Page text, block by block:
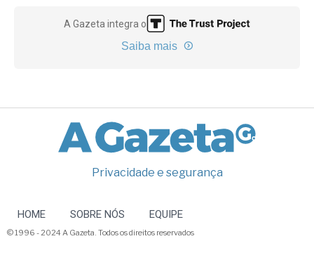
A Gazeta integra o
Saiba mais
Privacidade e segurança
HOME SOBRE NÓS EQUIPE
© 1996 - 2024 A Gazeta. Todos os direitos reservados